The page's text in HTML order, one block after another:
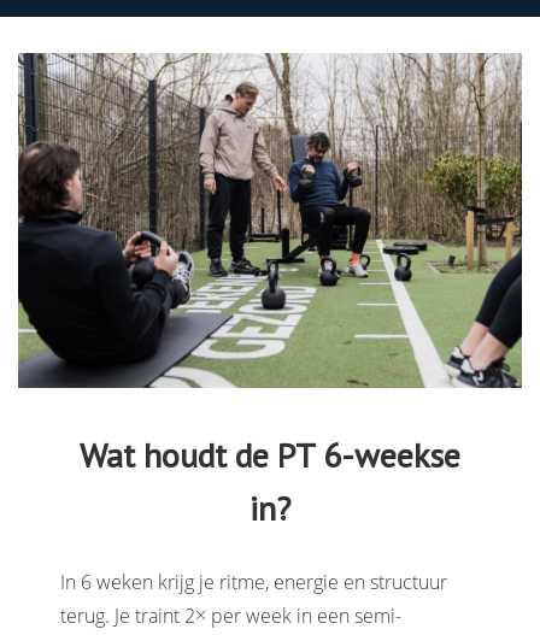
Wat houdt de PT 6-weekse
in?
In 6 weken krijg je ritme, energie en structuur
terug. Je traint 2× per week in een semi-
de
Hierdoor
website-
van